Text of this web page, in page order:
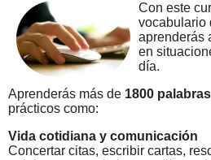
Con este
vocabulario
aprenderás
en
día.
Aprenderás más de 1800 palabras
prácticos como:
Vida cotidiana y comunicación
Concertar citas, escribir cartas,